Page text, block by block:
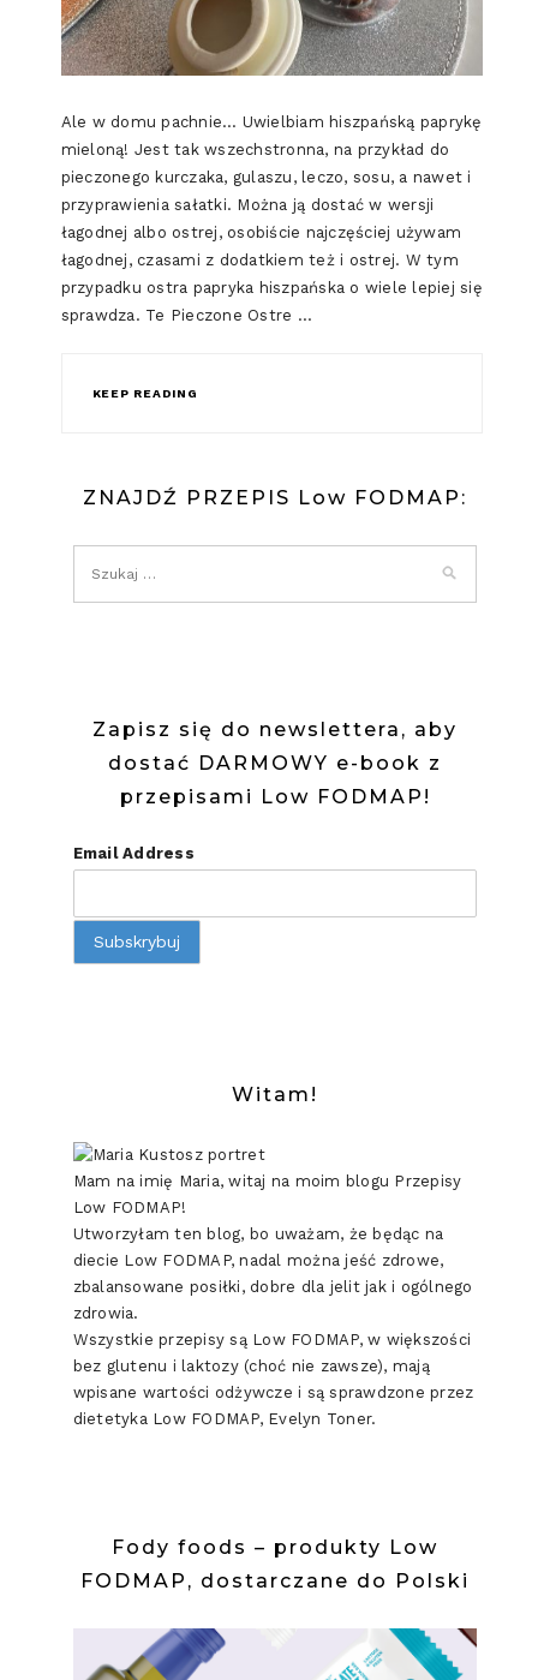
Ale w domu pachnie… Uwielbiam hiszpańską paprykę
mieloną! Jest tak wszechstronna, na przykład do
pieczonego kurczaka, gulaszu, leczo, sosu, a nawet i
przyprawienia sałatki. Można ją dostać w wersji
łagodnej albo ostrej, osobiście najczęściej używam
łagodnej, czasami z dodatkiem też i ostrej. W tym
przypadku ostra papryka hiszpańska o wiele lepiej się
sprawdza. Te Pieczone Ostre …
KEEP READING
ZNAJDŹ PRZEPIS Low FODMAP:
Zapisz się do newslettera, aby
dostać DARMOWY e-book z
przepisami Low FODMAP!
Email Address
Witam!
Mam na imię Maria, witaj na moim blogu Przepisy
Low FODMAP!
Utworzyłam ten blog, bo uważam, że będąc na
diecie Low FODMAP, nadal można jeść zdrowe,
zbalansowane posiłki, dobre dla jelit jak i ogólnego
zdrowia.
Wszystkie przepisy są Low FODMAP, w większości
bez glutenu i laktozy (choć nie zawsze), mają
wpisane wartości odżywcze i są sprawdzone przez
dietetyka Low FODMAP, Evelyn Toner.
Fody foods – produkty Low
FODMAP, dostarczane do Polski